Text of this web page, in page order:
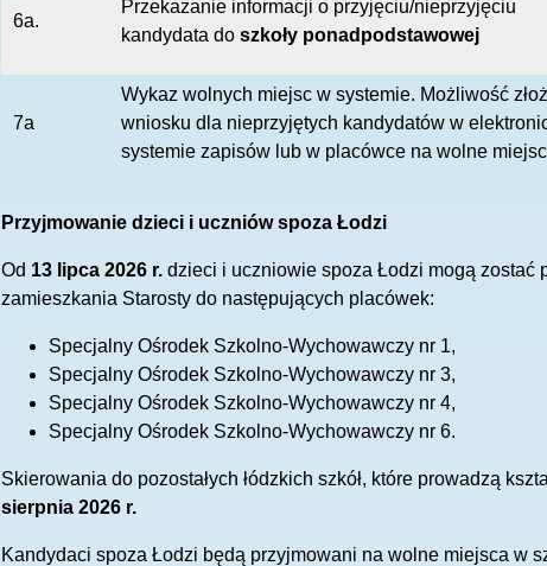
6a.
Przekazanie informacji o przyjęciu/nieprzyjęciu
kandydata do szkoły ponadpodstawowej
7a
Wykaz wolnych miejsc w systemie. Możliwość
wniosku dla nieprzyjętych kandydatów w
systemie zapisów lub w placówce na wolne
Przyjmowanie dzieci i uczniów spoza Łodzi
Od 13 lipca 2026 r.dzieci i uczniowie spoza Łodzi mogą zostać
zamieszkania Starosty do następujących placówek:
Specjalny Ośrodek Szkolno-Wychowawczy nr 1,
Specjalny Ośrodek Szkolno-Wychowawczy nr 3,
Specjalny Ośrodek Szkolno-Wychowawczy nr 4,
Specjalny Ośrodek Szkolno-Wychowawczy nr 6.
Skierowania do pozostałych łódzkich szkół, które prowadzą
sierpnia 2026 r.
Kandydaci spoza Łodzi będą przyjmowani na wolne miejsca w